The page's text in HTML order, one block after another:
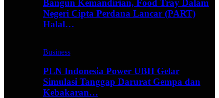
Bangun Kemandirian, Food Tray Dalam
Negeri Cipta Perdana Lancar (PART)
Halal…
Business
PLN Indonesia Power UBH Gelar
Simulasi Tanggap Darurat Gempa dan
Kebakaran…